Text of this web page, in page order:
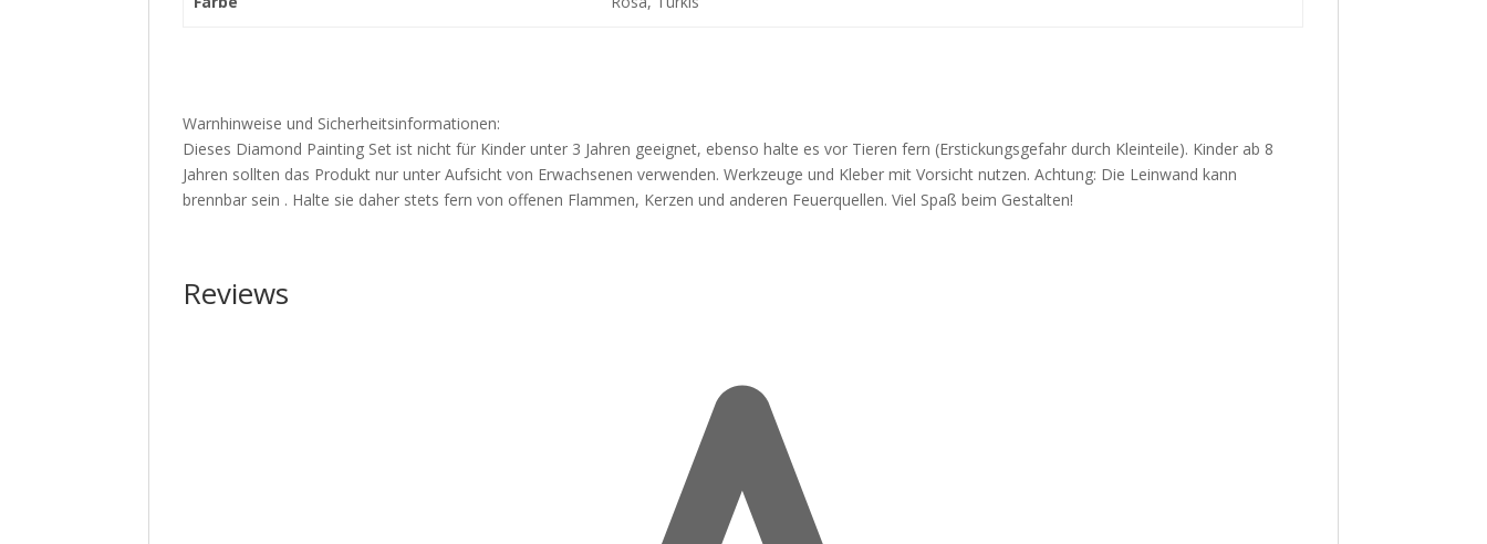
Warnhinweise und Sicherheitsinformationen:
Dieses Diamond Painting Set ist nicht für Kinder unter 3 Jahren geeignet, ebenso halte es vor Tieren fern (Erstickungsgefahr durch Kleinteile). Kinder ab 8
Jahren sollten das Produkt nur unter Aufsicht von Erwachsenen verwenden. Werkzeuge und Kleber mit Vorsicht nutzen. Achtung: Die Leinwand kann
brennbar sein . Halte sie daher stets fern von offenen Flammen, Kerzen und anderen Feuerquellen. Viel Spaß beim Gestalten!
Reviews